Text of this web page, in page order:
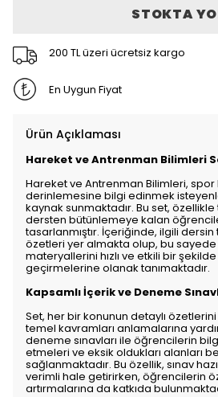
STOKTA
200 TL üzeri ücretsiz kargo
En Uygun Fiyat
Ürün Açıklaması
Hareket ve Antrenman Bilimleri
Hareket ve Antrenman Bilimleri, spor
derinlemesine bilgi edinmek
kaynak sunmaktadır. Bu set,
dersten bütünlemeye kalan
tasarlanmıştır. İçeriğinde, ilgili dersin
özetleri yer almakta olup, bu
materyallerini hızlı ve etkili bir
geçirmelerine olanak tanımaktadır.
Kapsamlı İçerik ve Deneme
Set, her bir konunun detaylı
temel kavramları anlamalarına
deneme sınavları ile öğrencilerin
etmeleri ve eksik oldukları alanları
sağlanmaktadır. Bu özellik, sınav
verimli hale getirirken, öğrencilerin
artırmalarına da katkıda